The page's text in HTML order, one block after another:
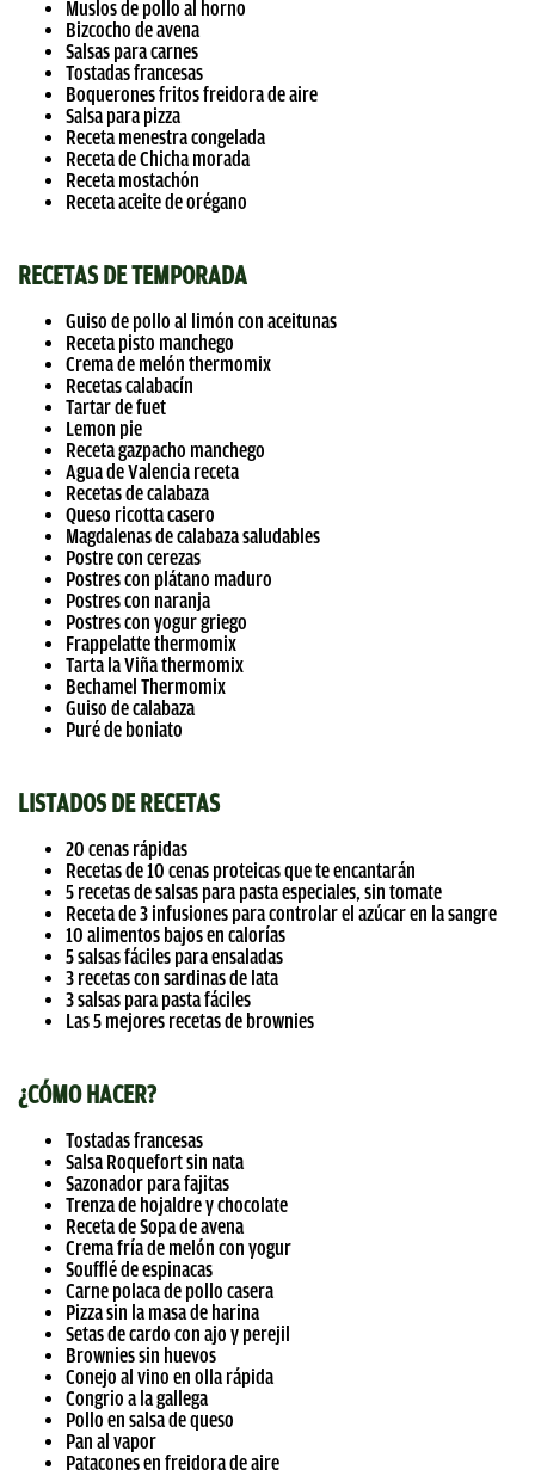
Muslos de pollo al horno
Bizcocho de avena
Salsas para carnes
Tostadas francesas
Boquerones fritos freidora de aire
Salsa para pizza
Receta menestra congelada
Receta de Chicha morada
Receta mostachón
Receta aceite de orégano
RECETAS DE TEMPORADA
Guiso de pollo al limón con aceitunas
Receta pisto manchego
Crema de melón thermomix
Recetas calabacín
Tartar de fuet
Lemon pie
Receta gazpacho manchego
Agua de Valencia receta
Recetas de calabaza
Queso ricotta casero
Magdalenas de calabaza saludables
Postre con cerezas
Postres con plátano maduro
Postres con naranja
Postres con yogur griego
Frappelatte thermomix
Tarta la Viña thermomix
Bechamel Thermomix
Guiso de calabaza
Puré de boniato
LISTADOS DE RECETAS
20 cenas rápidas
Recetas de 10 cenas proteicas que te encantarán
5 recetas de salsas para pasta especiales, sin tomate
Receta de 3 infusiones para controlar el azúcar en la sangre
10 alimentos bajos en calorías
5 salsas fáciles para ensaladas
3 recetas con sardinas de lata
3 salsas para pasta fáciles
Las 5 mejores recetas de brownies
¿CÓMO HACER?
Tostadas francesas
Salsa Roquefort sin nata
Sazonador para fajitas
Trenza de hojaldre y chocolate
Receta de Sopa de avena
Crema fría de melón con yogur
Soufflé de espinacas
Carne polaca de pollo casera
Pizza sin la masa de harina
Setas de cardo con ajo y perejil
Brownies sin huevos
Conejo al vino en olla rápida
Congrio a la gallega
Pollo en salsa de queso
Pan al vapor
Patacones en freidora de aire